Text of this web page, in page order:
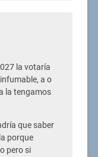
la votaría
a o
la tengamos
que saber
porque
pero si